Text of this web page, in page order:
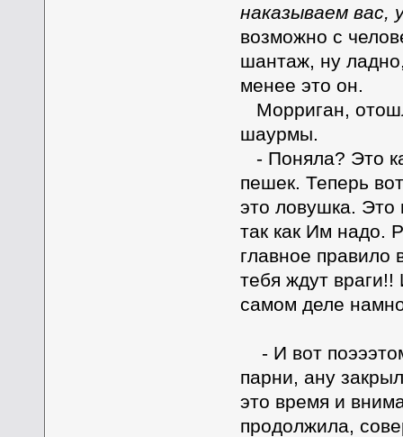
наказываем вас,
возможно с
шантаж, ну
менее это он.
Морриган,
шаурмы.
- Поняла? Это
пешек. Теперь
это ловушка.
так как Им надо.
главное правило
тебя ждут
самом деле
- И вот
парни, ану
это время и
продолжила,